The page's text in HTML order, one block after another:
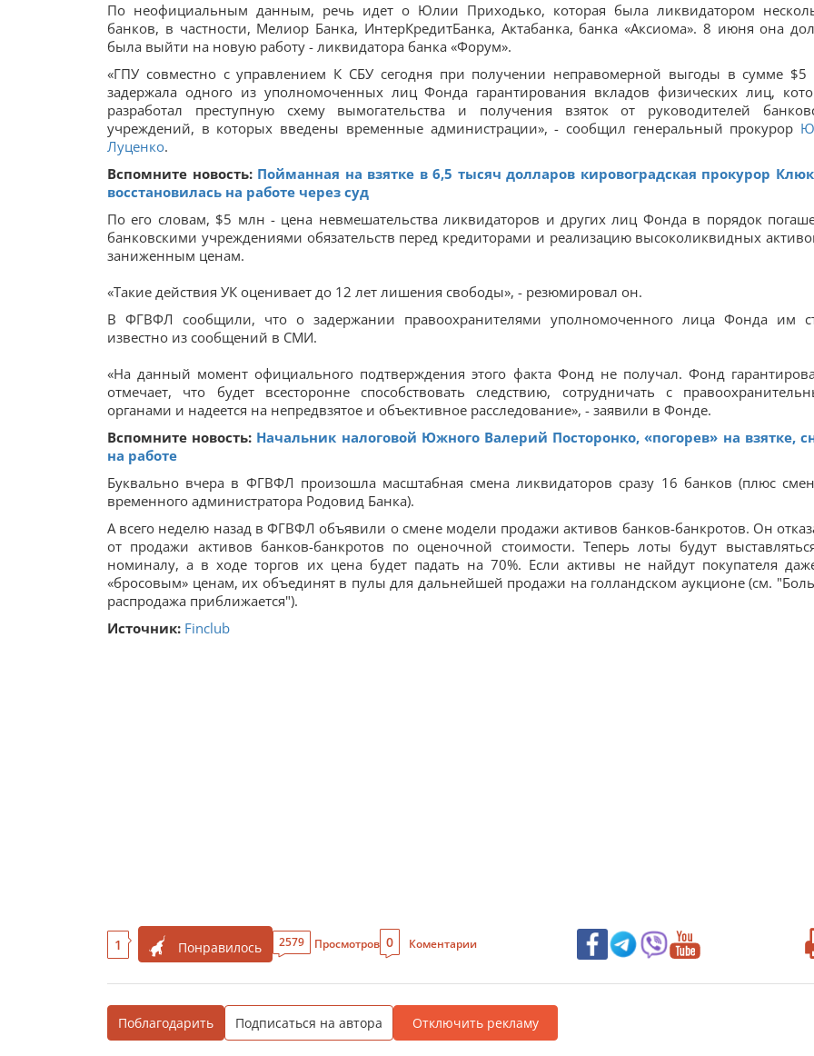
По неофициальным данным, речь идет о Юлии Приходько, которая была ликвидатором
банков, в частности, Мелиор Банка, ИнтерКредитБанка, Актабанка, банка «Аксиома». 8 июня она
была выйти на новую работу - ликвидатора банка «Форум».
«ГПУ совместно с управлением К СБУ сегодня при получении неправомерной выгоды в сумме
задержала одного из уполномоченных лиц Фонда гарантирования вкладов физических лиц,
разработал преступную схему вымогательства и получения взяток от руководителей
учреждений, в которых введены временные администрации», - сообщил генеральный прокурор
Луценко.
Вспомните новость: Пойманная на взятке в 6,5 тысяч долларов кировоградская прокурор
восстановилась на работе через суд
По его словам, $5 млн - цена невмешательства ликвидаторов и других лиц Фонда в порядок
банковскими учреждениями обязательств перед кредиторами и реализацию высоколиквидных
заниженным ценам.
«Такие действия УК оценивает до 12 лет лишения свободы», - резюмировал он.
В ФГВФЛ сообщили, что о задержании правоохранителями уполномоченного лица Фонда им
известно из сообщений в СМИ.
«На данный момент официального подтверждения этого факта Фонд не получал. Фонд
отмечает, что будет всесторонне способствовать следствию, сотрудничать с
органами и надеется на непредвзятое и объективное расследование», - заявили в Фонде.
Вспомните новость: Начальник налоговой Южного Валерий Посторонко, «погорев» на взятке,
на работе
Буквально вчера в ФГВФЛ произошла масштабная смена ликвидаторов сразу 16 банков (плюс
временного администратора Родовид Банка).
А всего неделю назад в ФГВФЛ объявили о смене модели продажи активов банков-банкротов. Он
от продажи активов банков-банкротов по оценочной стоимости. Теперь лоты будут
номиналу, а в ходе торгов их цена будет падать на 70%. Если активы не найдут покупателя
«бросовым» ценам, их объединят в пулы для дальнейшей продажи на голландском аукционе (см.
распродажа приближается").
Источник: Finclub
1 Понравилось 2579 Просмотров 0 Коментарии
Поблагодарить Подписаться на автора Отключить рекламу